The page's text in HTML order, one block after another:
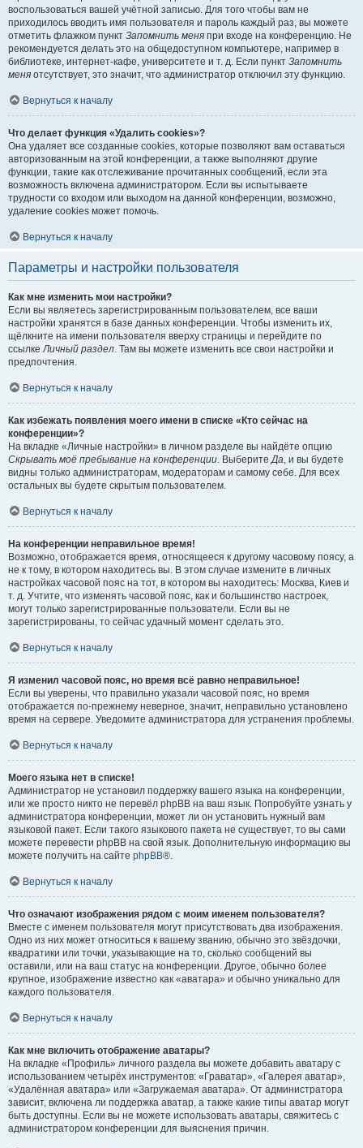
воспользоваться вашей учётной записью. Для того чтобы вам не
приходилось вводить имя пользователя и пароль каждый раз, вы можете
отметить флажком пункт Запомнить меня при входе на конференцию. Не
рекомендуется делать это на общедоступном компьютере, например в
библиотеке, интернет-кафе, университете и т. д. Если пункт Запомнить
меня отсутствует, это значит, что администратор отключил эту функцию.
Вернуться к началу
Что делает функция «Удалить cookies»?
Она удаляет все созданные cookies, которые позволяют вам оставаться
авторизованным на этой конференции, а также выполняют другие
функции, такие как отслеживание прочитанных сообщений, если эта
возможность включена администратором. Если вы испытываете
трудности со входом или выходом на данной конференции, возможно,
удаление cookies может помочь.
Вернуться к началу
Параметры и настройки пользователя
Как мне изменить мои настройки?
Если вы являетесь зарегистрированным пользователем, все ваши
настройки хранятся в базе данных конференции. Чтобы изменить их,
щёлкните на имени пользователя вверху страницы и перейдите по
ссылкеЛичный раздел. Там вы можете изменить все свои настройки и
предпочтения.
Вернуться к началу
Как избежать появления моего имени в списке «Кто сейчас на
конференции»?
На вкладке «Личные настройки» в личном разделе вы найдёте опцию
Скрывать моё пребывание на конференции. ВыберитеДа, и вы будете
видны только администраторам, модераторам и самому себе. Для всех
остальных вы будете скрытым пользователем.
Вернуться к началу
На конференции неправильное время!
Возможно, отображается время, относящееся к другому часовому поясу, а
не к тому, в котором находитесь вы. В этом случае измените в личных
настройках часовой пояс на тот, в котором вы находитесь: Москва, Киев и
т. д. Учтите, что изменять часовой пояс, как и большинство настроек,
могут только зарегистрированные пользователи. Если вы не
зарегистрированы, то сейчас удачный момент сделать это.
Вернуться к началу
Я изменил часовой пояс, но время всё равно неправильное!
Если вы уверены, что правильно указали часовой пояс, но время
отображается по-прежнему неверное, значит, неправильно установлено
время на сервере. Уведомите администратора для устранения проблемы.
Вернуться к началу
Моего языка нет в списке!
Администратор не установил поддержку вашего языка на конференции,
или же просто никто не перевёл phpBB на ваш язык. Попробуйте узнать у
администратора конференции, может ли он установить нужный вам
языковой пакет. Если такого языкового пакета не существует, то вы сами
можете перевести phpBB на свой язык. Дополнительную информацию вы
можете получить на сайте phpBB®.
Вернуться к началу
Что означают изображения рядом с моим именем пользователя?
Вместе с именем пользователя могут присутствовать два изображения.
Одно из них может относиться к вашему званию, обычно это звёздочки,
квадратики или точки, указывающие на то, сколько сообщений вы
оставили, или на ваш статус на конференции. Другое, обычно более
крупное, изображение известно как «аватара» и обычно уникально для
каждого пользователя.
Вернуться к началу
Как мне включить отображение аватары?
На вкладке «Профиль» личного раздела вы можете добавить аватару с
использованием четырёх инструментов: «Граватар», «Галерея аватар»,
«Удалённая аватара» или «Загружаемая аватара». От администратора
зависит, включена ли поддержка аватар, а также какие типы аватар могут
быть доступны. Если вы не можете использовать аватары, свяжитесь с
администратором конференции для выяснения причин.